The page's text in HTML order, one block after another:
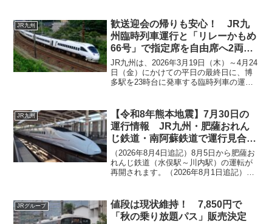
は、長年本州と九州の輸送を支えてきた
415系と...
JR九州
歓送迎会の帰りも安心！ JR九
州臨時列車運行と「リレーかもめ
66号」で指定席を自由席へ2両変
更
JR九州は、2026年3月19日（木）～4月24
日（金）にかけての平日の最終日に、博
多駅を23時台に発車する臨時列車の運行
車および４号車を指定席から自由席へ変
更することを発表しました。これは、歓
送迎会のシーズンにあわせ対応です。
JR九州
【令和8年熊本地震】7月30日の
運行情報 JR九州・肥薩おれん
じ鉄道・南阿蘇鉄道で運行見合わ
せ
（2026年8月4日追記）8月5日から肥薩お
れんじ鉄道（水俣駅～川内駅）の運転が
再開されます。（2026年8月1日追記）8
（2026年7月30日追記）7月31日より、九
州新...
JRグループ
値段は現状維持！ 7,850円で
「秋の乗り放題パス」販売決定